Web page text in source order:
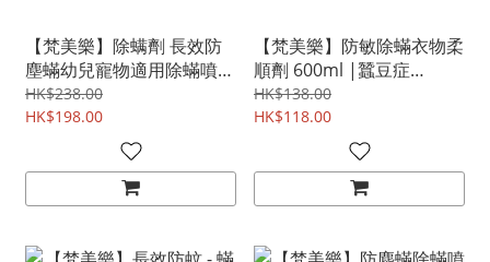
【梵美樂】除螨劑 長效防
塵蟎幼兒寵物適用除蟎噴霧
200ml |蠶豆症|G6PD|幼
兒適用|寵物適用|除塵蟎|
防蟲|抗菌|防霉|除蟎|黴
菌|防敏|抗敏
HK$238.00
HK$198.00
【梵美樂】防敏除蟎衣物柔
順劑 600ml |蠶豆症
G6PD|防蚊|防蟲|床蝨|跳
蚤|防蟎|幼兒適用|寵物適
用|防敏|抗敏
HK$138.00
HK$118.00